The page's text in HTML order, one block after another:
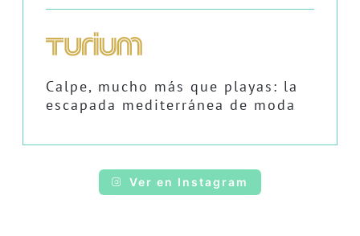
Calpe, mucho más que playas: la
escapada mediterránea de moda
Ver en Instagram